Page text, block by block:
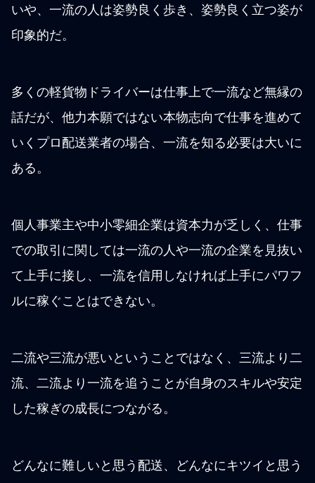
いや、一流の人は姿勢良く歩き、姿勢良く立つ姿が
印象的だ。
多くの軽貨物ドライバーは仕事上で一流など無縁の
話だが、他力本願ではない本物志向で仕事を進めて
いくプロ配送業者の場合、一流を知る必要は大いに
ある。
個人事業主や中小零細企業は資本力が乏しく、仕事
での取引に関しては一流の人や一流の企業を見抜い
て上手に接し、一流を信用しなければ上手にパワフ
ルに稼ぐことはできない。
二流や三流が悪いということではなく、三流より二
流、二流より一流を追うことが自身のスキルや安定
した稼ぎの成長につながる。
どんなに難しいと思う配送、どんなにキツイと思う